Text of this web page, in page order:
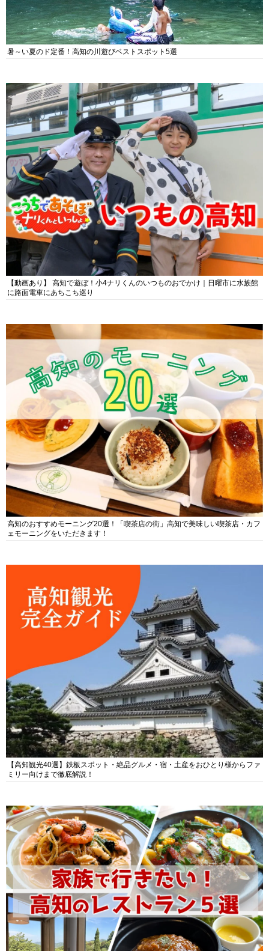
暑～い夏のド定番！高知の川遊びベストスポット5選
【動画あり】 高知で遊ぼ！小4ナリくんのいつものおでかけ｜日曜市に水族館
に路面電車にあちこち巡り
高知のおすすめモーニング20選！「喫茶店の街」高知で美味しい喫茶店・カフ
ェモーニングをいただきます！
【高知観光40選】鉄板スポット・絶品グルメ・宿・土産をおひとり様からファ
ミリー向けまで徹底解説！